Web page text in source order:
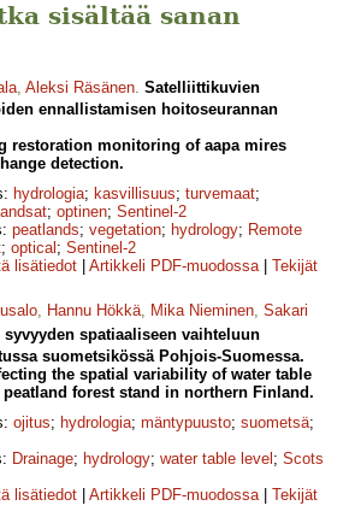
sisältää sanan
, Aleksi Räsänen. Satelliittikuvien
ennallistamisen hoitoseurannan
restoration monitoring of aapa mires
detection.
hydrologia; kasvillisuus; turvemaat;
; optinen; Sentinel-2
peatlands; vegetation; hydrology; Remote
; optical ; Sentinel-2
lisätiedot Artikkeli PDF-muodossa| Tekijät
, Hannu Hökkä, Mika Nieminen, Sakari
syvyyden spatiaaliseen vaihteluun
suometsikössä Pohjois-Suomessa.
the spatial variability of water table
forest stand in northern Finland.
ojitus; hydrologia; mäntypuusto; suometsä;
Drainage; hydrology; water table level ; Scots
lisätiedot Artikkeli PDF-muodossa| Tekijät